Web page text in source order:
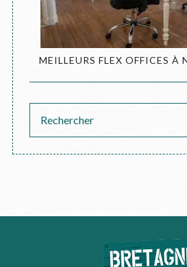
MEILLEURS FLEX OFFICES À